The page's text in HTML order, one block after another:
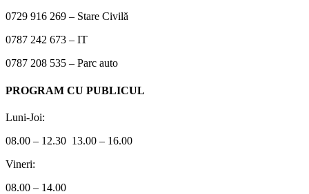
0729 916 269 – Stare Civilă
0787 242 673 – IT
0787 208 535 – Parc auto
PROGRAM CU PUBLICUL
Luni-Joi:
08.00 – 12.30 13.00 – 16.00
Vineri:
08.00 – 14.00